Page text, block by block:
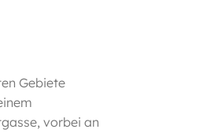
Gebiete
vorbei an